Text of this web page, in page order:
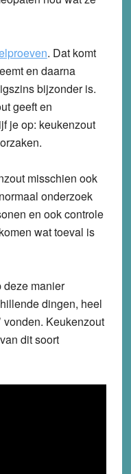
. Dat komt
en daarna
bijzonder is.
geeft en
je op: keukenzout
misschien ook
onderzoek
en ook controle
wat toeval is
deze manier
dingen, heel
vonden. Keukenzout
dit soort